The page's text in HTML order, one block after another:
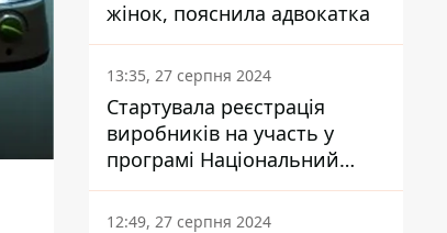
жінок, пояснила адвокатка
13:35, 27 серпня 2024
Стартувала реєстрація
виробників на участь у
програмі Національний
кешбек: як це зробити
через портал Дія
12:49, 27 серпня 2024